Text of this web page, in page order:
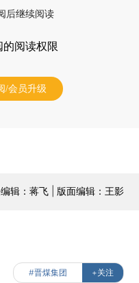
后继续阅读
的阅读权限
/会员升级
辑：蒋飞 | 版面编辑：王影
#晋煤集团 +关注